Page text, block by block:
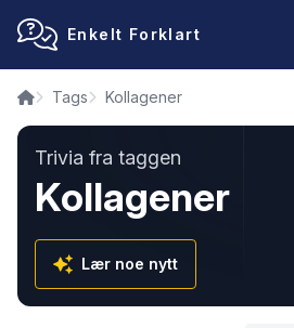
Enkelt Forklart
Tags Kollagener
Trivia fra taggen
Kollagener
Lær noe nytt